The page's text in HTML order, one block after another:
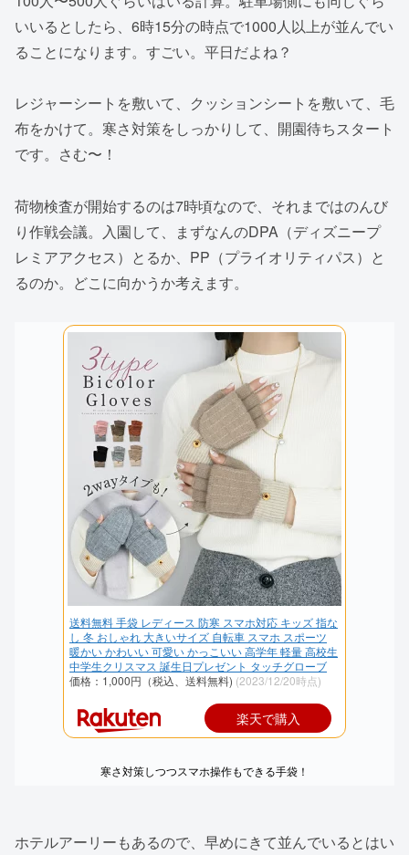
いいるとしたら、6時15分の時点で1000人以上が並んでい
ることになります。すごい。平日だよね？
レジャーシートを敷いて、クッションシートを敷いて、毛
布をかけて。寒さ対策をしっかりして、開園待ちスタート
です。さむ〜！
荷物検査が開始するのは7時頃なので、それまではのんび
り作戦会議。入園して、まずなんのDPA（ディズニープ
レミアアクセス）とるか、PP（プライオリティパス）と
るのか。どこに向かうか考えます。
送料無料 手袋 レディース 防寒 スマホ対応 キッズ 指な
し 冬 おしゃれ 大きいサイズ 自転車 スマホ スポーツ
暖かい かわいい 可愛い かっこいい 高学年 軽量 高校生
中学生クリスマス 誕生日プレゼント タッチグローブ
価格：1,000円（税込、送料無料) (2023/12/20時点)
楽天で購入
寒さ対策しつつスマホ操作もできる手袋！
ホテルアーリーもあるので、早めにきて並んでいるとはい